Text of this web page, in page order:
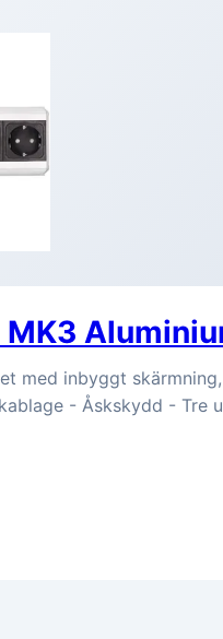
MK3
med inbyggt
- Åskskydd - Tre